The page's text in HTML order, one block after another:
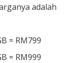
adalah
= RM799
= RM999